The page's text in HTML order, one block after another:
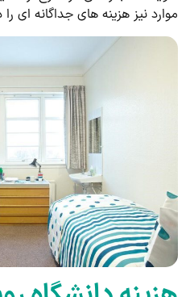
موارد نیز هزینه های جداگانه ای را